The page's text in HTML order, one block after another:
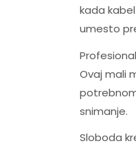
kada
umesto
Ovaj mali
snimanje.
Sloboda